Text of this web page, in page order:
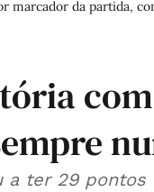
marcador da partida,
a ter 29